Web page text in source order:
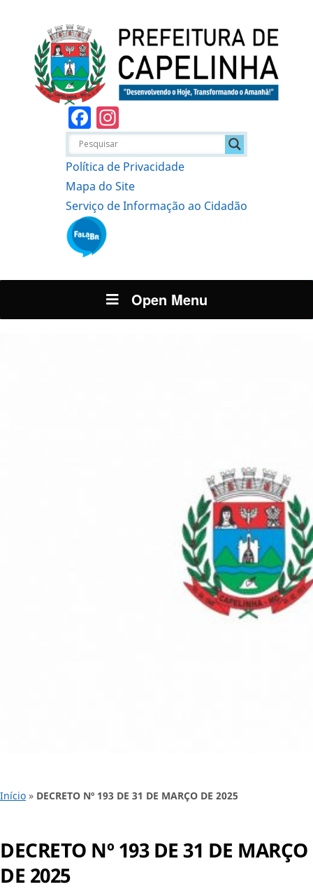
Facebook
Política de Privacidade
Mapa do Site
Serviço de Informação ao Cidadão
Open Menu
Início » DECRETO Nº 193 DE 31 DE MARÇO DE 2025
DECRETO Nº 193 DE 31 DE MARÇO
DE 2025